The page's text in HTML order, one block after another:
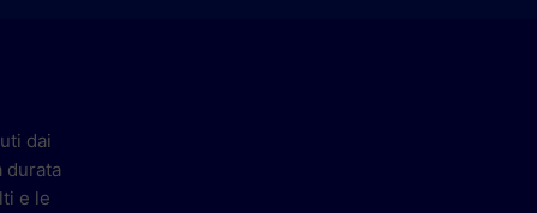
dai
durata
e le